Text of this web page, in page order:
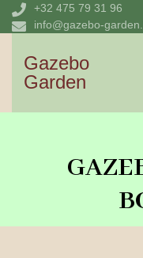
+32 475 79 31 96
info@gazebo-
Gazebo
Garden